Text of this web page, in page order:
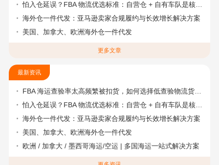
怕入仓延误？FBA 物流优选标准：自营仓 + 自有车队是核心硬指标
海外仓一件代发：亚马逊卖家合规履约与长效增长解决方案
美国、加拿大、欧洲海外仓一件代发
更多文章
最新资讯
FBA 海运查验率太高频繁被扣货，如何选择低查验物流货代？
怕入仓延误？FBA 物流优选标准：自营仓 + 自有车队是核心硬指标
海外仓一件代发：亚马逊卖家合规履约与长效增长解决方案
美国、加拿大、欧洲海外仓一件代发
欧洲 / 加拿大 / 墨西哥海运/空运 | 多国海运一站式解决方案